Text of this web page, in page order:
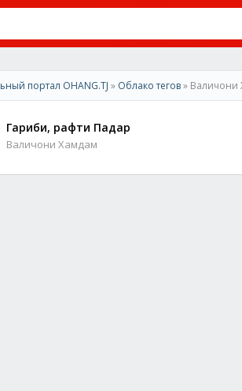
портал OHANG.TJ » Облако тегов» Валичони
Гариби, рафти Падар
Валичони Хамдам